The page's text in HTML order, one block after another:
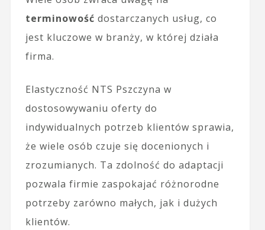
terminowość dostarczanych usług, co
jest kluczowe w branży, w której działa
firma.
Elastyczność NTS Pszczyna w
dostosowywaniu oferty do
indywidualnych potrzeb klientów sprawia,
że wiele osób czuje się docenionych i
zrozumianych. Ta zdolność do adaptacji
pozwala firmie zaspokajać różnorodne
potrzeby zarówno małych, jak i dużych
klientów.